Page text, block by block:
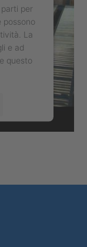
per
possono
La
e ad
questo